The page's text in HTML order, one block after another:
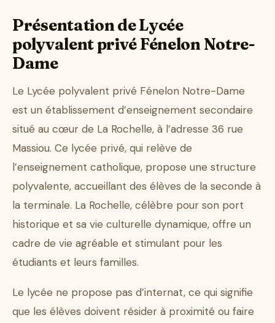
Présentation de Lycée
polyvalent privé Fénelon Notre-
Dame
Le Lycée polyvalent privé Fénelon Notre-Dame
est un établissement d’enseignement secondaire
situé au cœur de La Rochelle, à l’adresse 36 rue
Massiou. Ce lycée privé, qui relève de
l’enseignement catholique, propose une structure
polyvalente, accueillant des élèves de la seconde à
la terminale. La Rochelle, célèbre pour son port
historique et sa vie culturelle dynamique, offre un
cadre de vie agréable et stimulant pour les
étudiants et leurs familles.
Le lycée ne propose pas d’internat, ce qui signifie
que les élèves doivent résider à proximité ou faire